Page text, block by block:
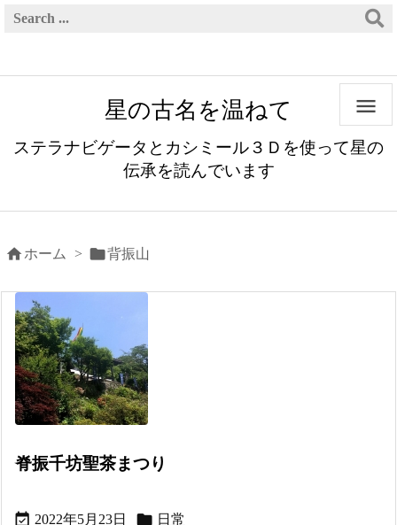
星の古名を温ねて
ステラナビゲータとカシミール３Ｄを使って星の
伝承を読んでいます

 ホーム > 背振山
脊振千坊聖茶まつり
 2022年5月23日  日常